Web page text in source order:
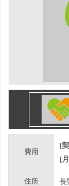
費用
[
[
住所 長